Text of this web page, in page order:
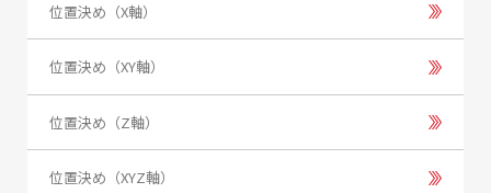
位置決め（X軸）
位置決め（XY軸）
位置決め（Z軸）
位置決め（XYZ軸）